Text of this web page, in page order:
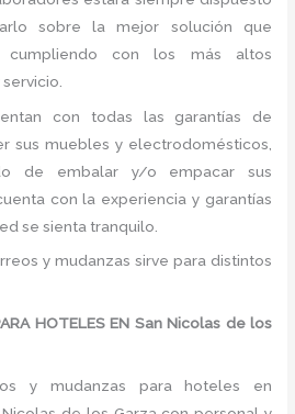
sobre la mejor solución que
cumpliendo con los más altos
con todas las garantías de
sus muebles y electrodomésticos,
de embalar y/o empacar sus
con la experiencia y garantías
se sienta tranquilo.
y mudanzas sirve para distintos
HOTELES EN San Nicolas de los
y mudanzas para hoteles en